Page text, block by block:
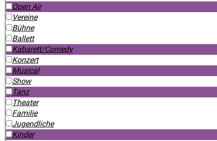
Open Air
Vereine
Bühne
Ballett
Kabarett/Comedy
Konzert
Musical
Show
Tanz
Theater
Familie
Jugendliche
Kinder